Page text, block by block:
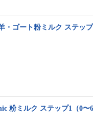
・ゴート粉ミルク ステッ
粉ミルク ステップ1（0〜